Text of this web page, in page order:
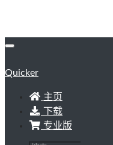
Quicker
主页
下载
专业版